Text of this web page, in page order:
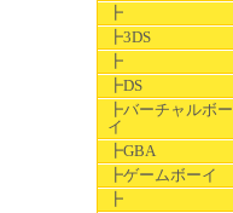
┣
┣3DS
┣
┣DS
┣バーチャルボー
イ
┣GBA
┣ゲームボーイ
┣